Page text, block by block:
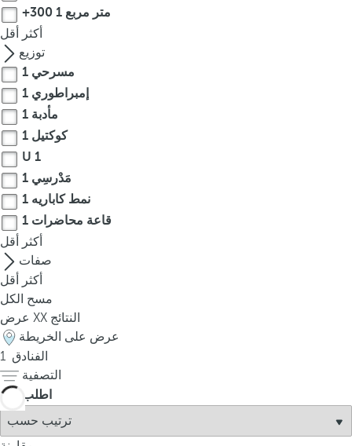
s
o
p
t
i
o
n
n
t
h
e
p
o
p
u
p
.
+300 متر مربع 1
أكثر
أقل
توزيع
مسرحي 1
إمبراطوري 1
مأدبة 1
كوكتيل 1
U 1
مَدْرسِي 1
نمط كاباريه 1
قاعة محاضرات 1
أكثر
أقل
صفات
أكثر
أقل
مسح الكل
XX النتائج
عرض على الخريطة
1 الفنادق
التصفية
اطلب